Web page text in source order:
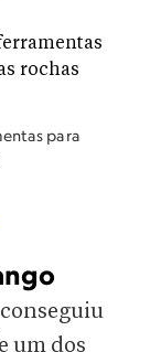
para
um dos